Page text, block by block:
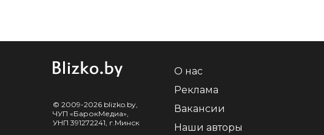
© 2009-2026 blizko.by,
ЧУП «БарокМедиа»,
УНП 391272241, г.Минск
О нас
Реклама
Вакансии
Наши авторы